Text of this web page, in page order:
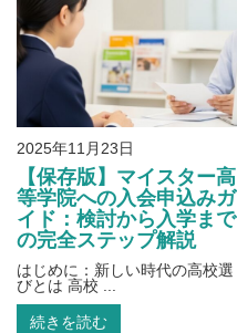
2025年11月23日
【保存版】マイスター高
等学院への入会申込みガ
イド：検討から入学まで
の完全ステップ解説
はじめに：新しい時代の高校選
びとは 高校 ...
続きを読む